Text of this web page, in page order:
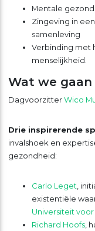
Mentale
Zingeving in
samenleving
Verbinding met
menselijkheid.
Wat we gaan
DagvoorzitterWico
Drie inspirerende
invalshoek en
gezondheid:
Carlo Leget ,
existentiële
Universiteit
Richard Hoofs,